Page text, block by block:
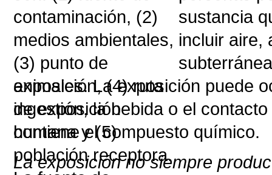
sustancia
incluir aire,
animales. La exposición puede
ingestión, la bebida o el
contiene el compuesto químico.
La exposición no siempre